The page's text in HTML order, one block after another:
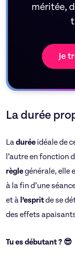
méritée,
Je
La durée
Ladurée idéale de
l’autre en fonction
règlegénérale, elle
à la fin d’une
et àl’espritde se
des effets
Tu es débutant ? 😎